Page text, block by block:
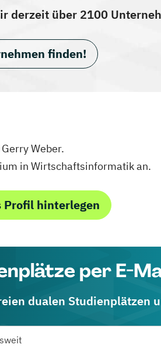
derzeit über 2100
finden!
Weber.
in Wirtschaftsinformatik an.
hinterlegen
per E-
dualen Studienplätzen